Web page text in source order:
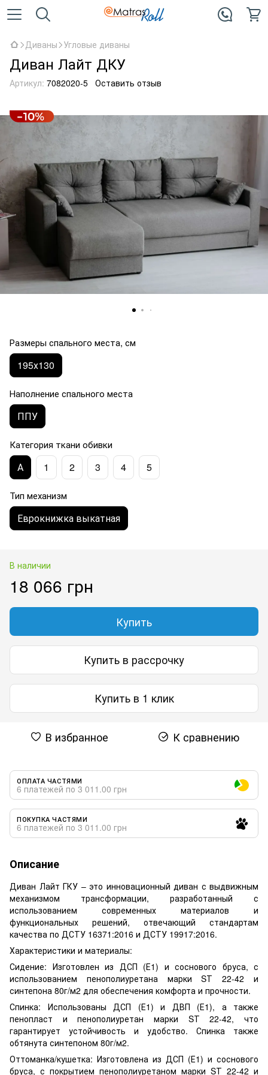
Диваны Угловые диваны
Диван Лайт ДКУ
Артикул: 7082020-5 Оставить отзыв
Размеры спального места, см
195х130
Наполнение спального места
ППУ
Категория ткани обивки
А 1 2 3 4 5
Тип механизм
Еврокнижка выкатная
В наличии
18 066 грн
Купить
Купить в рассрочку
Купить в 1 клик
В избранное К сравнению
ОПЛАТА ЧАСТЯМИ
6 платежей по 3 011.00 грн
ПОКУПКА ЧАСТЯМИ
6 платежей по 3 011.00 грн
Описание
Диван Лайт ГКУ – это инновационный диван с выдвижным
механизмом трансформации, разработанный с
использованием современных материалов и
функциональных решений, отвечающий стандартам
качества по ДСТУ 16371:2016 и ДСТУ 19917:2016.
Характеристики и материалы:
Сидение: Изготовлен из ДСП (Е1) и соснового бруса, с
использованием пенополиуретана марки SТ 22-42 и
синтепона 80г/м2 для обеспечения комфорта и прочности.
Спинка: Использованы ДСП (Е1) и ДВП (Е1), а также
пенопласт и пенополиуретан марки SТ 22-42, что
гарантирует устойчивость и удобство. Спинка также
обтянута синтепоном 80г/м2.
Оттоманка/кушетка: Изготовлена из ДСП (Е1) и соснового
бруса, с покрытием пенополиуретаном марки SТ 22-42 и